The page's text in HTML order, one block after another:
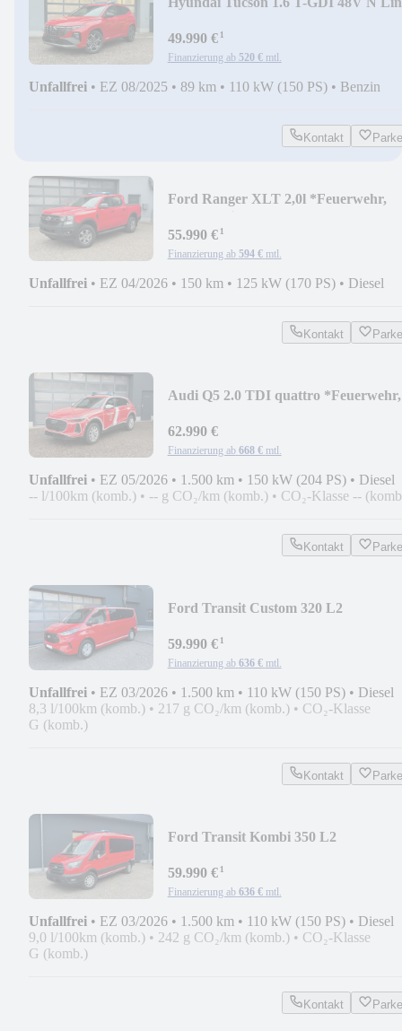
49.990 €¹
Finanzierung ab 520 € mtl.
Unfallfrei • EZ 08/2025 • 89 km • 110 kW (150 PS) • Benzin
Kontakt
Ford Ranger XLT 2,0l *Feuerwehr,
55.990 €¹
Finanzierung ab 594 € mtl.
Unfallfrei • EZ 04/2026 • 150 km • 125 kW (170 PS) • Diesel
Kontakt
Audi Q5 2.0 TDI quattro *Feuerwehr,
62.990 €
Finanzierung ab 668 € mtl.
Unfallfrei • EZ 05/2026 • 1.500 km • 150 kW (204 PS) • Diesel
-- l/100km (komb.) • -- g CO₂/km (komb.) • CO₂-Klasse --
Kontakt
Ford Transit Custom 320 L2
59.990 €¹
Finanzierung ab 636 € mtl.
Unfallfrei • EZ 03/2026 • 1.500 km • 110 kW (150 PS) • Diesel
8,3 l/100km (komb.) • 217 g CO₂/km (komb.) • CO₂-Klasse
G (komb.)
Kontakt
Ford Transit Kombi 350 L2
59.990 €¹
Finanzierung ab 636 € mtl.
Unfallfrei • EZ 03/2026 • 1.500 km • 110 kW (150 PS) • Diesel
9,0 l/100km (komb.) • 242 g CO₂/km (komb.) • CO₂-Klasse
G (komb.)
Kontakt